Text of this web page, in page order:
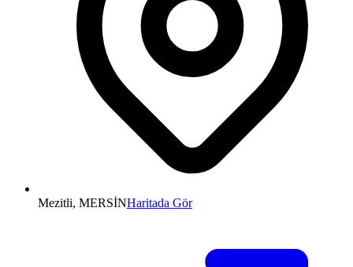
Mezitli, MERSİNHaritada Gör